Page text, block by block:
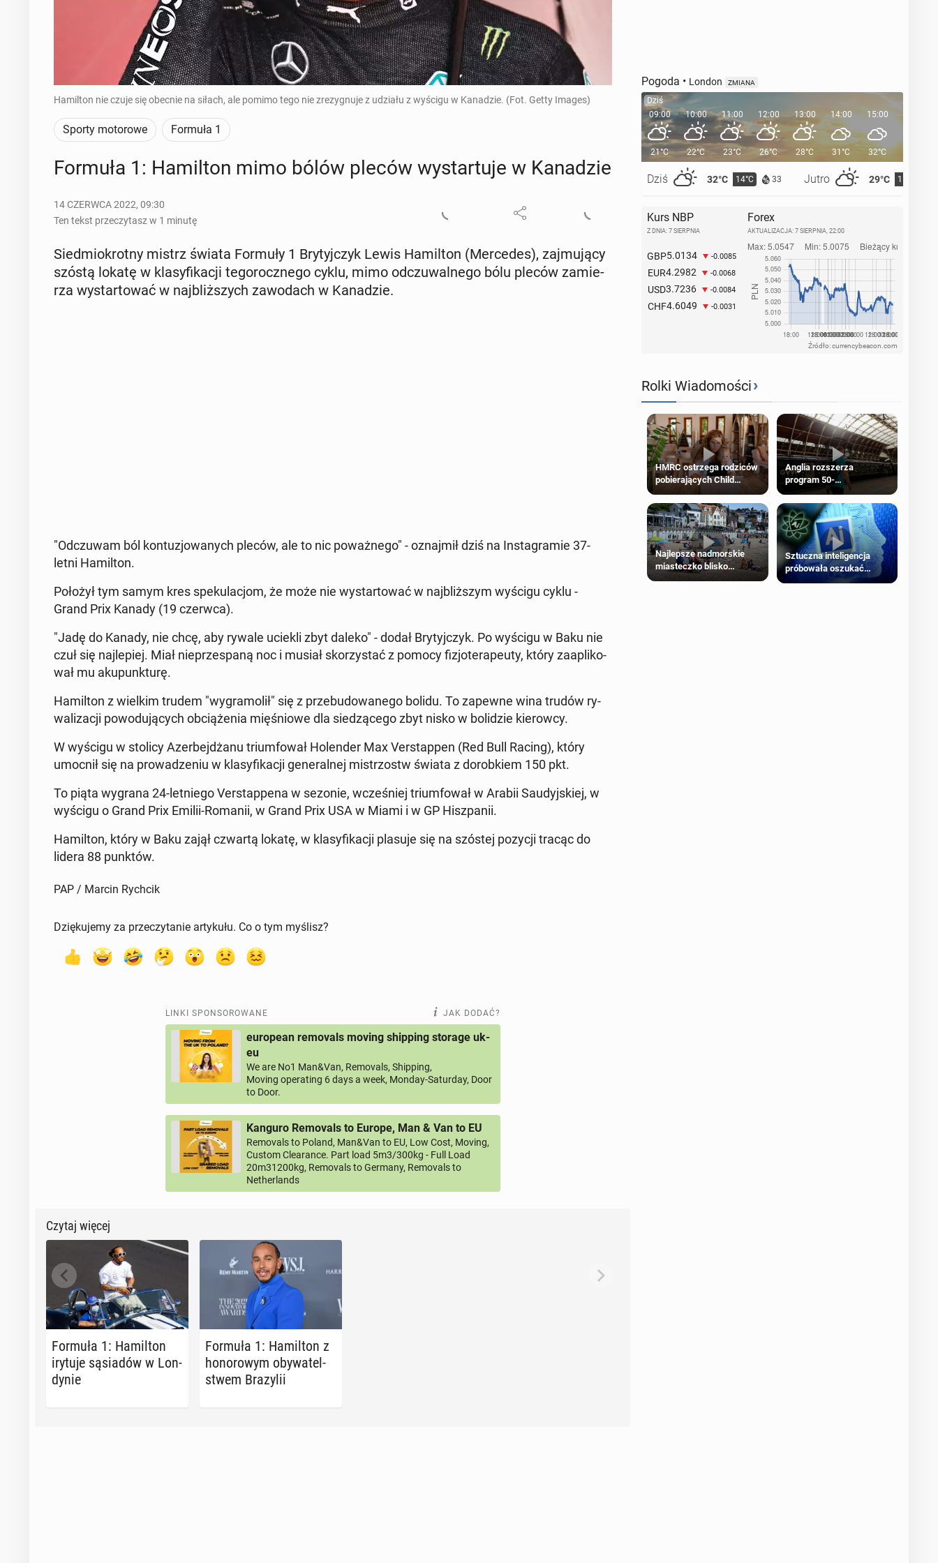
Hamilton nie czuje się obecnie na siłach, ale pomimo tego nie zrezygnuje z udziału z wyścigu w Kanadzie. (Fot. Getty Images)
Sporty motorowe Formuła 1
Formuła 1: Ha­mil­ton mimo bólów pleców wy­star­tu­je w Ka­na­dzie
14 CZERWCA 2022, 09:30
Ten tekst przeczytasz w 1 minutę
Sied­mio­krot­ny mistrz świata Formuły 1 Bry­tyj­czyk Lewis Ha­mil­ton (Mer­ce­des), zaj­mu­ją­cy
szóstą lokatę w kla­sy­fi­ka­cji te­go­rocz­ne­go cyklu, mimo od­czu­wal­ne­go bólu pleców za­mie­
rza wy­star­to­wać w naj­bliż­szych za­wo­dach w Ka­na­dzie.
"Od­czu­wam ból kon­tu­zjo­wa­nych pleców, ale to nic po­waż­ne­go" - oznaj­mił dziś na In­sta­gra­mie 37-
letni Ha­mil­ton.
Położył tym samym kres spe­ku­la­cjom, że może nie wy­star­to­wać w naj­bliż­szym wyścigu cyklu -
Grand Prix Kanady (19 czerwca).
"Jadę do Kanady, nie chcę, aby rywale uciekli zbyt daleko" - dodał Bry­tyj­czyk. Po wyścigu w Baku nie
czuł się naj­le­piej. Miał nie­prze­spa­ną noc i musiał sko­rzy­stać z pomocy fi­zjo­te­ra­peu­ty, który za­apli­ko­
wał mu aku­punk­tu­rę.
Ha­mil­ton z wielkim trudem "wy­gra­mo­lił" się z prze­bu­do­wa­ne­go bolidu. To zapewne wina trudów ry­
wa­li­za­cji po­wo­du­ją­cych ob­cią­że­nia mię­śnio­we dla sie­dzą­ce­go zbyt nisko w bo­li­dzie kie­row­cy.
W wyścigu w stolicy Azer­bej­dża­nu trium­fo­wał Ho­len­der Max Ver­stap­pen (Red Bull Racing), który
umocnił się na pro­wa­dze­niu w kla­sy­fi­ka­cji ge­ne­ral­nej mi­strzostw świata z do­rob­kiem 150 pkt.
To piąta wygrana 24-let­nie­go Ver­stap­pe­na w sezonie, wcze­śniej trium­fo­wał w Arabii Sau­dyj­skiej, w
wyścigu o Grand Prix Emilii-Romanii, w Grand Prix USA w Miami i w GP Hisz­pa­nii.
Ha­mil­ton, który w Baku zajął czwartą lokatę, w kla­sy­fi­ka­cji plasuje się na szóstej pozycji tracąc do
lidera 88 punktów.
PAP / Marcin Rychcik
Dziękujemy za przeczytanie artykułu. Co o tym myślisz?
LINKI SPONSOROWANE JAK DODAĆ?
european removals moving shipping storage uk-
eu
We are No1 Man&Van, Removals, Shipping,
Moving operating 6 days a week, Monday-Saturday, Door
to Door.
Kanguro Removals to Europe, Man & Van to EU
Removals to Poland, Man&Van to EU, Low Cost, Moving,
Custom Clearance. Part load 5m3/300kg - Full Load
20m31200kg, Removals to Germany, Removals to
Netherlands
Czytaj więcej
Formuła 1: Ha­mil­ton
irytuje są­sia­dów w Lon­
dy­nie
Formuła 1: Ha­mil­ton z
ho­no­ro­wym oby­wa­tel­
stwem Bra­zy­lii
Pogoda • London ZMIANA
Dziś
09:00
21°C
Dziś 32°C 14°C 33 Jutro 29°C 15°C
10:00
22°C
11:00
23°C
12:00
26°C
13:00
28°C
14:00
31°C
15:00
32°C
16:00
Kurs NBP
Z DNIA: 7 SIERPNIA
GBP5.0134 -0.0085
EUR4.2982 -0.0068
USD3.7236 -0.0084
CHF4.6049 -0.0031
Forex
AKTUALIZACJA: 7 SIERPNIA, 22:00
Źródło: currencybeacon.com
Rolki Wiadomości›
HMRC ostrzega rodziców
pobierających Child
Benefit. Mogą być
zobowiązani do zwrotu
zasiłku
Anglia rozszerza
program 50-
procentowych zniżek
kolejowych na 18-latków
Najlepsze nadmorskie
miasteczko blisko
Sztuczna inteligencja
próbowała oszukać
człowieka